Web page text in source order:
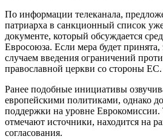
По информации телеканала,
патриарха в санкционный список
документе, который обсуждается
Евросоюза. Если мера будет
случаем введения ограничений
православной церкви со стороны ЕС.
Ранее подобные инициативы
европейскими политиками, однако
поддержки на уровне
отмечают источники, находится на
согласования.